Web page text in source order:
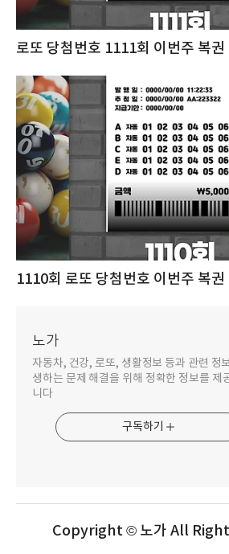
로또 당첨번호 1111회 이번주 복권
1110회 로또 당첨번호 이번주 복
노가
자동차, 건강, 로또, 생활정보 등과 관련 정
생하는 문제 해결을 위해 정확한 정보를 제
니다
구독하기
Copyright © 노가 All